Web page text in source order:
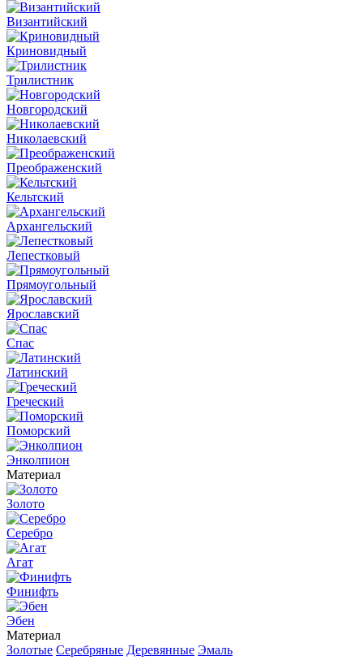
Византийский
Криновидный
Трилистник
Новгородский
Николаевский
Преображенский
Кельтский
Архангельский
Лепестковый
Прямоугольный
Ярославский
Спас
Латинский
Греческий
Поморский
Энколпион
Материал
Золото
Серебро
Агат
Финифть
Эбен
Материал
Золотые Серебряные Деревянные Эмаль